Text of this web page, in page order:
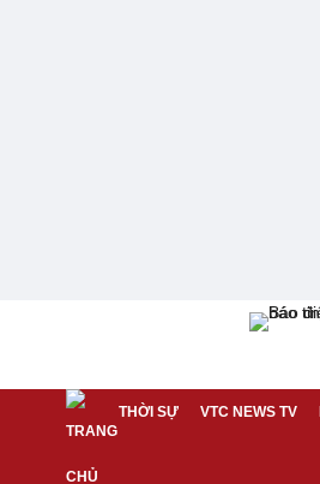
THỜI SỰ VTC NEWS TV